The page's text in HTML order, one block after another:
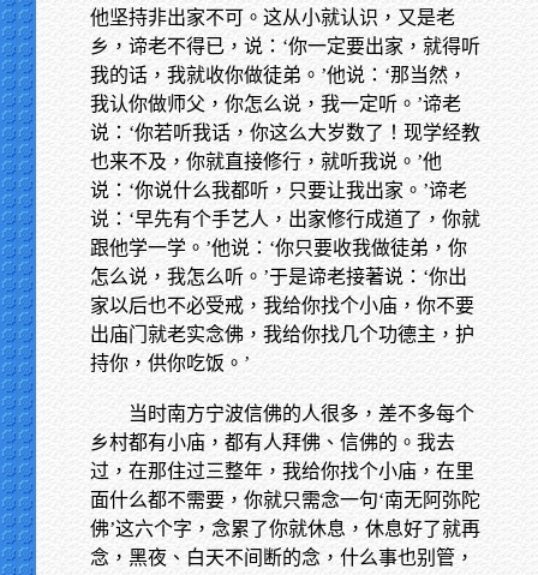
他坚持非出家不可。这从小就认识，又是老
乡，谛老不得已，说：‘你一定要出家，就得听
我的话，我就收你做徒弟。’他说：‘那当然，
我认你做师父，你怎么说，我一定听。’谛老
说：‘你若听我话，你这么大岁数了！现学经教
也来不及，你就直接修行，就听我说。’他
说：‘你说什么我都听，只要让我出家。’谛老
说：‘早先有个手艺人，出家修行成道了，你就
跟他学一学。’他说：‘你只要收我做徒弟，你
怎么说，我怎么听。’于是谛老接著说：‘你出
家以后也不必受戒，我给你找个小庙，你不要
出庙门就老实念佛，我给你找几个功德主，护
持你，供你吃饭。’
当时南方宁波信佛的人很多，差不多每个
乡村都有小庙，都有人拜佛、信佛的。我去
过，在那住过三整年，我给你找个小庙，在里
面什么都不需要，你就只需念一句‘南无阿弥陀
佛’这六个字，念累了你就休息，休息好了就再
念，黑夜、白天不间断的念，什么事也别管，